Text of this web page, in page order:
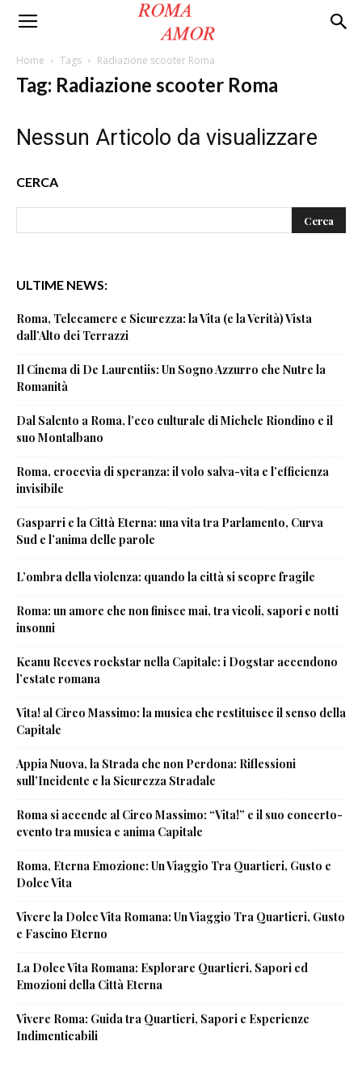
Roma
Amor
Home Tags Radiazione scooter Roma
Tag: Radiazione scooter Roma
Nessun Articolo da visualizzare
CERCA
ULTIME NEWS:
Roma, Telecamere e Sicurezza: la Vita (e la Verità) Vista
dall’Alto dei Terrazzi
Il Cinema di De Laurentiis: Un Sogno Azzurro che Nutre la
Romanità
Dal Salento a Roma, l’eco culturale di Michele Riondino e il
suo Montalbano
Roma, crocevia di speranza: il volo salva-vita e l’efficienza
invisibile
Gasparri e la Città Eterna: una vita tra Parlamento, Curva
Sud e l’anima delle parole
L’ombra della violenza: quando la città si scopre fragile
Roma: un amore che non finisce mai, tra vicoli, sapori e notti
insonni
Keanu Reeves rockstar nella Capitale: i Dogstar accendono
l’estate romana
Vita! al Circo Massimo: la musica che restituisce il senso della
Capitale
Appia Nuova, la Strada che non Perdona: Riflessioni
sull’Incidente e la Sicurezza Stradale
Roma si accende al Circo Massimo: “Vita!” e il suo concerto-
evento tra musica e anima Capitale
Roma, Eterna Emozione: Un Viaggio Tra Quartieri, Gusto e
Dolce Vita
Vivere la Dolce Vita Romana: Un Viaggio Tra Quartieri, Gusto
e Fascino Eterno
La Dolce Vita Romana: Esplorare Quartieri, Sapori ed
Emozioni della Città Eterna
Vivere Roma: Guida tra Quartieri, Sapori e Esperienze
Indimenticabili